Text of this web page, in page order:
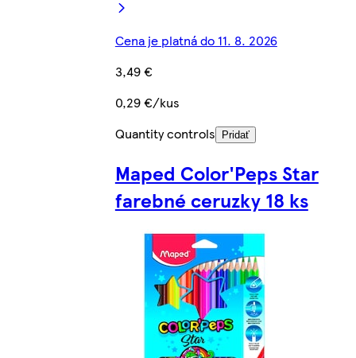
Cena je platná do 11. 8. 2026
3,49 €
0,29 €/kus
Quantity controls
Pridať
Maped Color'Peps Star
farebné ceruzky 18 ks